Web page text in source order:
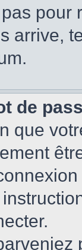
arrive,
de
que